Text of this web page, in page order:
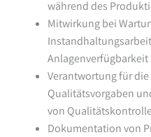
während des
Mitwirkung bei
Anlagenverfügbarkeit
Verantwortung für
Qualitätsvorgaben
von
Dokumentation von